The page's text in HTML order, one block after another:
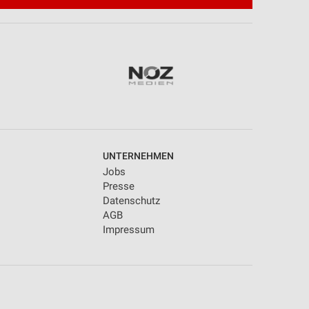
UNTERNEHMEN
Jobs
Presse
Datenschutz
AGB
Impressum